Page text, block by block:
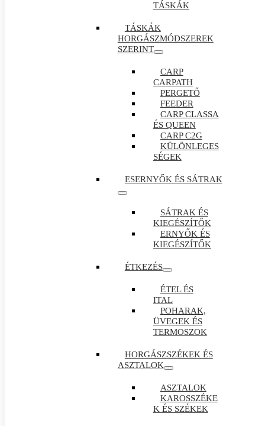
TÁSKÁK
TÁSKÁK
HORGÁSZMÓDSZEREK
SZERINT
CARP
CARPATH
PERGETŐ
FEEDER
CARP CLASSA
ÉS QUEEN
CARP C2G
KÜLÖNLEGES
SÉGEK
ESERNYŐK ÉS SÁTRAK
SÁTRAK ÉS
KIEGÉSZÍTŐK
ERNYŐK ÉS
KIEGÉSZÍTŐK
ÉTKEZÉS
ÉTEL ÉS
ITAL
POHARAK,
ÜVEGEK ÉS
TERMOSZOK
HORGÁSZSZÉKEK ÉS
ASZTALOK
ASZTALOK
KAROSSZÉKE
K ÉS SZÉKEK